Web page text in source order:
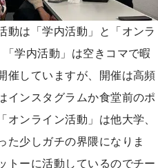
動は「学内活動」と「オンラ
学内活動」は空きコマで暇
催していますが、開催は高頻
インスタグラムか食堂前のポ
オンライン活動」は他大学、
た少しガチの界隈になりま
トーに活動しているのでチー